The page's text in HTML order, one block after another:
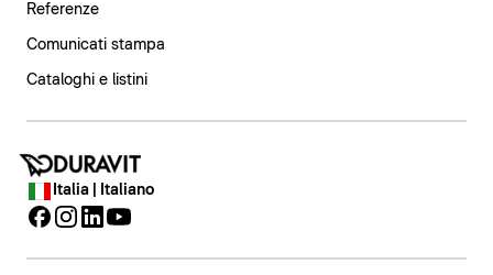
Referenze
Comunicati stampa
Cataloghi e listini
Italia | Italiano